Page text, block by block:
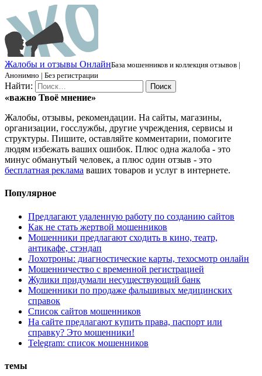
Жалобы и отзывы ОнлайнБаза мошенников и коллекция отзывов |
Анонимно | Без регистрации
Найти:
«важно Твоё мнение»
Жалобы, отзывы, рекомендации. На сайты, магазины,
организации, госслужбы, другие учреждения, сервисы и
структуры. Пишите, оставляйте комментарии, помогите
людям избежать ваших ошибок. Плюс одна жалоба - это
минус обманутый человек, а плюс один отзыв - это
бесплатная реклама ваших товаров и услуг в интернете.
Популярное
Предлагают удаленную работу по созданию сайтов
Как не стать жертвой мошенников
Мошенники предлагают сходить в кино, театр,
антикафе, стэндап
Лохотроны: диагностические карты, техосмотр онлайн
Мошенничество с временной регистрацией
Жулики придумали несуществующий банк
Мошенники по продаже фальшивых медицинских
справок
Список сайтов мошенников
На сайте предлагают купить права, паспорт или
справку? Это мошенники!
Telegram: список мошенников
темы